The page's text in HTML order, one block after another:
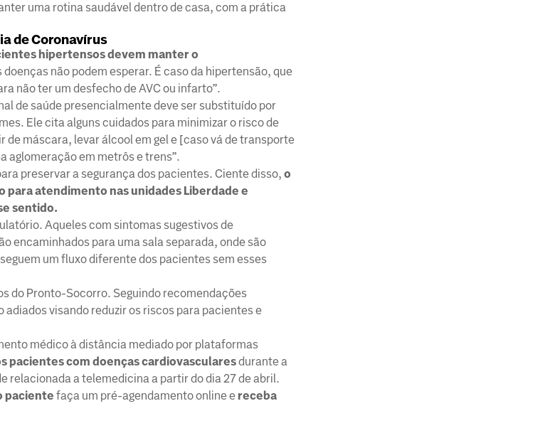
uma rotina saudável dentro de casa, com a prática
de Coronavírus
hipertensos devem manter o
doenças não podem esperar. É caso da hipertensão, que
não ter um desfecho de AVC ou infarto”.
de saúde presencialmente deve ser substituído por
Ele cita alguns cuidados para minimizar o risco de
máscara, levar álcool em gel e [caso vá de transporte
aglomeração em metrôs e trens”.
preservar a segurança dos pacientes. Ciente disso, o
atendimento nas unidades Liberdade e
sentido.
Aqueles com sintomas sugestivos de
encaminhados para uma sala separada, onde são
um fluxo diferente dos pacientes sem esses
do Pronto-Socorro. Seguindo recomendações
visando reduzir os riscos para pacientes e
médico à distância mediado por plataformas
pacientes com doenças cardiovascularesdurante a
relacionada a telemedicina a partir do dia 27 de abril.
paciente faça um pré-agendamento online e receba